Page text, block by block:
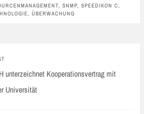
, SNMP, SPEEDIKON C ,
, ÜBERWACHUNG
Previous
post:
unterzeichnet Kooperationsvertrag mit
Universität